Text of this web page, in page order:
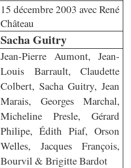
15 décembre 2003 avec René
Château
Sacha Guitry
Jean-Pierre Aumont, Jean-
Louis Barrault, Claudette
Colbert, Sacha Guitry, Jean
Marais, Georges Marchal,
Micheline Presle, Gérard
Philipe, Édith Piaf, Orson
Welles, Jacques François,
Bourvil & Brigitte Bardot